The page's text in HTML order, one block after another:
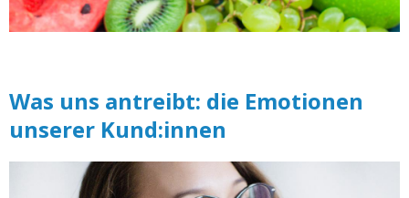
Was uns antreibt: die Emotionen
unserer Kund:innen